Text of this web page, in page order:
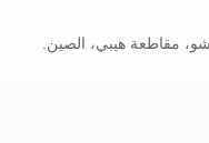
مقاطعة هيبي، الصين.